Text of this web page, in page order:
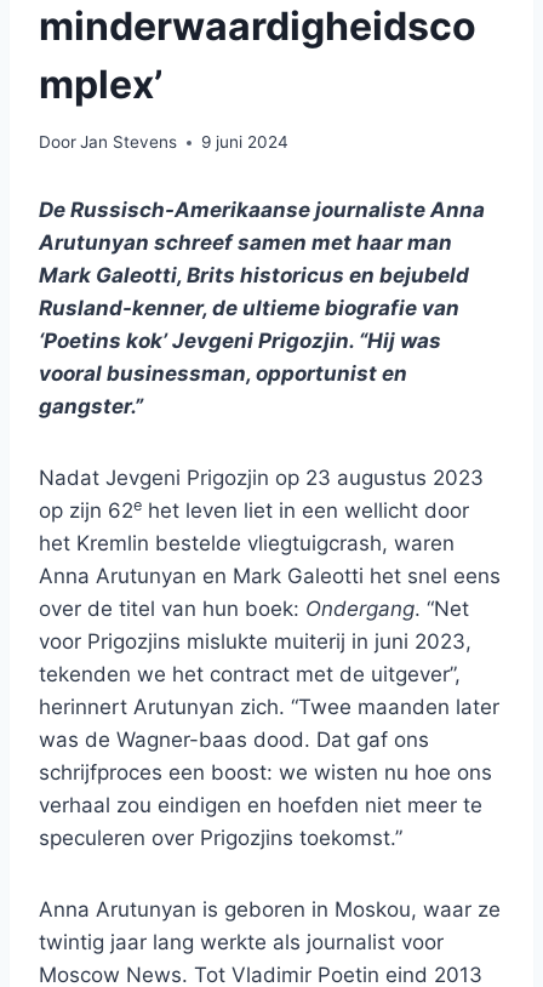
minderwaardigheidsco
mplex’
DoorJan Stevens 9 juni 2024
De Russisch-Amerikaanse journaliste Anna
Arutunyan schreef samen met haar man
Mark Galeotti, Brits historicus en bejubeld
Rusland-kenner, de ultieme biografie van
‘Poetins kok’ Jevgeni Prigozjin. “Hij was
vooral businessman, opportunist en
gangster.”
Nadat Jevgeni Prigozjin op 23 augustus 2023
op zijn 62e het leven liet in een wellicht door
het Kremlin bestelde vliegtuigcrash, waren
Anna Arutunyan en Mark Galeotti het snel eens
over de titel van hun boek: Ondergang. “Net
voor Prigozjins mislukte muiterij in juni 2023,
tekenden we het contract met de uitgever”,
herinnert Arutunyan zich. “Twee maanden later
was de Wagner-baas dood. Dat gaf ons
schrijfproces een boost: we wisten nu hoe ons
verhaal zou eindigen en hoefden niet meer te
speculeren over Prigozjins toekomst.”
Anna Arutunyan is geboren in Moskou, waar ze
twintig jaar lang werkte als journalist voor
Moscow News. Tot Vladimir Poetin eind 2013